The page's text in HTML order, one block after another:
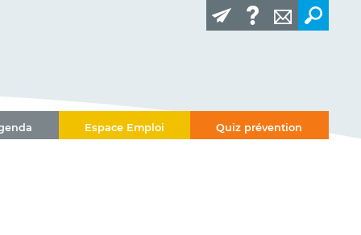
Espace Emploi Quiz prévention